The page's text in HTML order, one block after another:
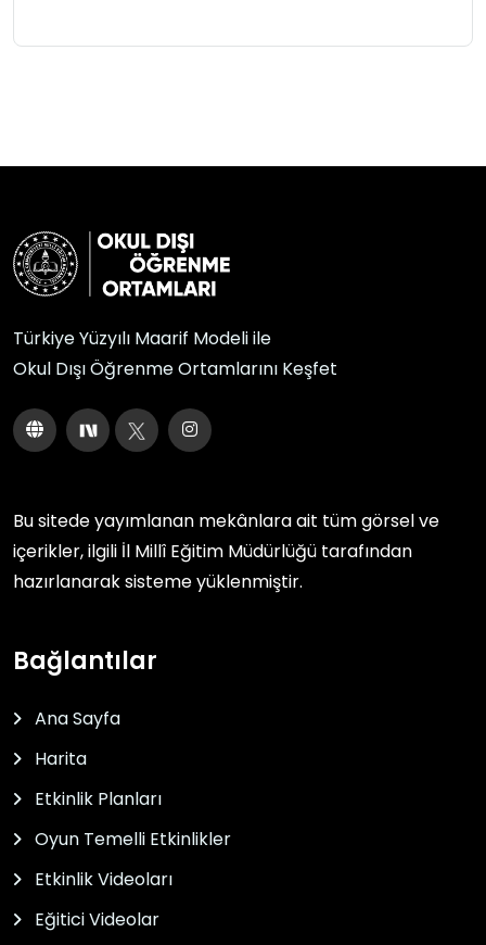
Türkiye Yüzyılı Maarif Modeli ile
Okul Dışı Öğrenme Ortamlarını Keşfet
Bu sitede yayımlanan mekânlara ait tüm görsel ve
içerikler, ilgili İl Millî Eğitim Müdürlüğü tarafından
hazırlanarak sisteme yüklenmiştir.
Bağlantılar
Ana Sayfa
Harita
Etkinlik Planları
Oyun Temelli Etkinlikler
Etkinlik Videoları
Eğitici Videolar